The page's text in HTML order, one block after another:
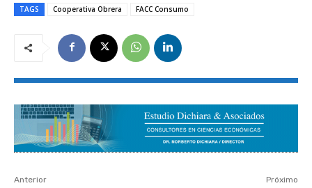
TAGS Cooperativa Obrera FACC Consumo
Anterior
Próximo